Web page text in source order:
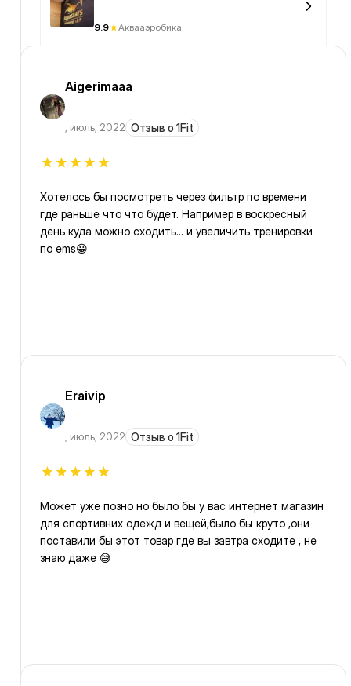
9.9 Аквааэробика
Aigerimaaa
, июль, 2022 Отзыв о 1Fit
Хотелось бы посмотреть через фильтр по времени
где раньше что что будет. Например в воскресный
день куда можно сходить… и увеличить тренировки
по ems😀
Eraivip
, июль, 2022 Отзыв о 1Fit
Может уже позно но было бы у вас интернет магазин
для спортивних одежд и вещей,было бы круто ,они
поставили бы этот товар где вы завтра сходите , не
знаю даже 😅